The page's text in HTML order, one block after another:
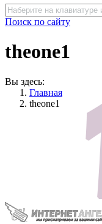
Поиск по сайту
theone1
Вы здесь:
Главная
theone1